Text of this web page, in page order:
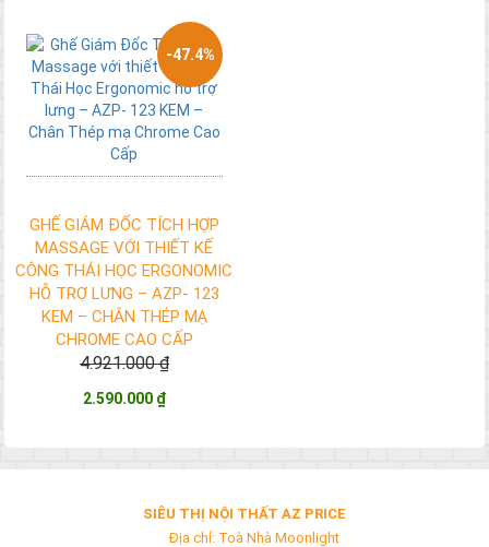
GHẾ GIÁM ĐỐC TÍCH HỢP
MASSAGE VỚI THIẾT KẾ
CÔNG THÁI HỌC ERGONOMIC
HỖ TRỢ LƯNG – AZP- 123
KEM – CHÂN THÉP MẠ
CHROME CAO CẤP
4.921.000 ₫
2.590.000 ₫
-47.4%
SIÊU THỊ NỘI THẤT AZ PRICE
Địa chỉ: Toà Nhà Moonlight